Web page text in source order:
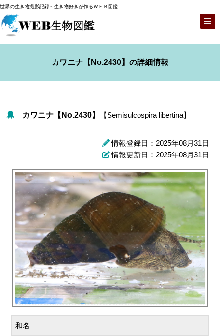
世界の生き物撮影記録～生き物好きが作るＷＥＢ図鑑
カワニナ【No.2430】の詳細情報
カワニナ【No.2430】 【Semisulcospira libertina】
情報登録日：2025年08月31日
情報更新日：2025年08月31日
和名